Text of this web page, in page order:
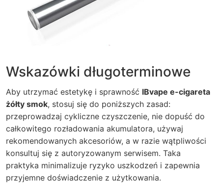
Wskazówki długoterminowe
Aby utrzymać estetykę i sprawność IBvape e-cigareta
żółty smok, stosuj się do poniższych zasad:
przeprowadzaj cykliczne czyszczenie, nie dopuść do
całkowitego rozładowania akumulatora, używaj
rekomendowanych akcesoriów, a w razie wątpliwości
konsultuj się z autoryzowanym serwisem. Taka
praktyka minimalizuje ryzyko uszkodzeń i zapewnia
przyjemne doświadczenie z użytkowania.